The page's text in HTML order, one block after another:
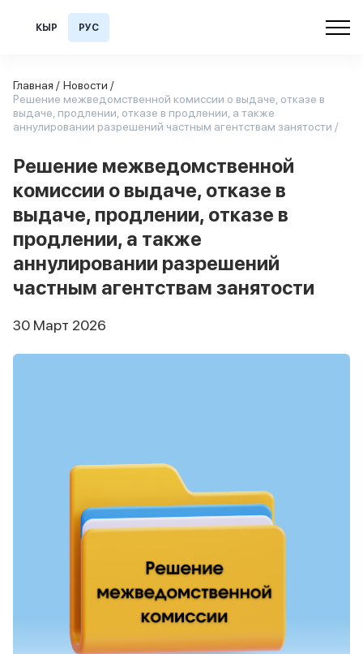
КЫР РУС
Главная / Новости /
Решение межведомственной комиссии о выдаче, отказе в
выдаче, продлении, отказе в продлении, а также
аннулировании разрешений частным агентствам занятости /
Решение межведомственной
комиссии о выдаче, отказе в
выдаче, продлении, отказе в
продлении, а также
аннулировании разрешений
частным агентствам занятости
30 Март 2026